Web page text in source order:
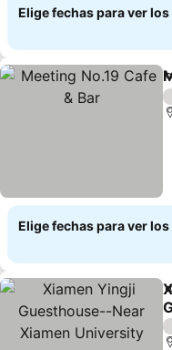
Elige fechas para ver
Elige fechas para ver